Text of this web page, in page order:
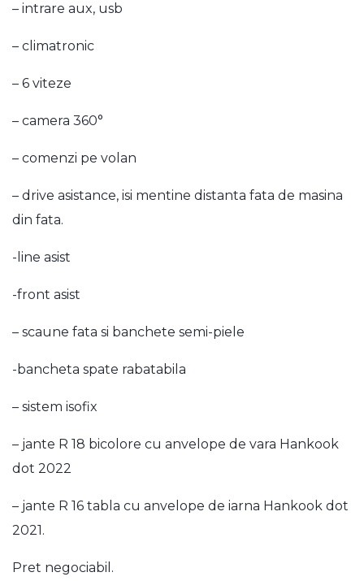
– intrare aux, usb
– climatronic
– 6 viteze
– camera 360°
– comenzi pe volan
– drive asistance, isi mentine distanta fata de masina
din fata.
-line asist
-front asist
– scaune fata si banchete semi-piele
-bancheta spate rabatabila
– sistem isofix
– jante R 18 bicolore cu anvelope de vara Hankook
dot 2022
– jante R 16 tabla cu anvelope de iarna Hankook dot
2021.
Pret negociabil.